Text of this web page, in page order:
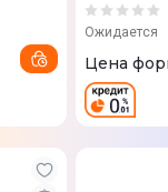
Ожидается
Цена